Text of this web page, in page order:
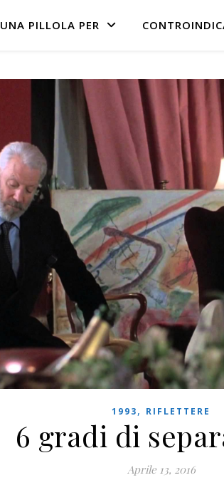
UNA PILLOLA PER
1993, RIFLETTERE
6 gradi di
Aprile 13, 2016